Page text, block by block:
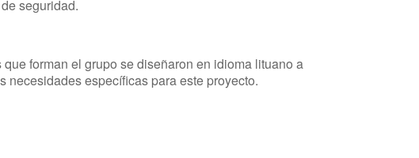
seguridad.
forman el grupo se diseñaron en idioma lituano a
necesidades específicas para este proyecto.